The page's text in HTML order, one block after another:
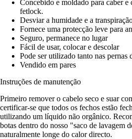
Concebido e moldado para caber e
fetlock.
Desviar a humidade e a
Fornece uma protecção leve para
Seguro, permanece no lugar
Fácil de usar, colocar e descolar
Pode ser utilizado tanto nas pernas
Vendido em pares
Instruções de manutenção
Primeiro remover o cabelo seco e suar
certificar-se que todos os fechos estão
utilizando um líquido não orgânico.
botas dentro do nosso "saco de lavagem
naturalmente longe do calor directo.